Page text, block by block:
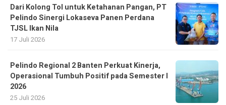
Dari Kolong Tol untuk Ketahanan Pangan, PT
Pelindo Sinergi Lokaseva Panen Perdana
TJSL Ikan Nila
17 Juli 2026
Pelindo Regional 2 Banten Perkuat Kinerja,
Operasional Tumbuh Positif pada Semester I
2026
25 Juli 2026